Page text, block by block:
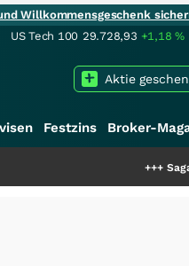
Willkommensgeschenk
US Tech 100 29.728,93 +1,18%
Aktie
Festzins Broker-
Saga bei 0,53